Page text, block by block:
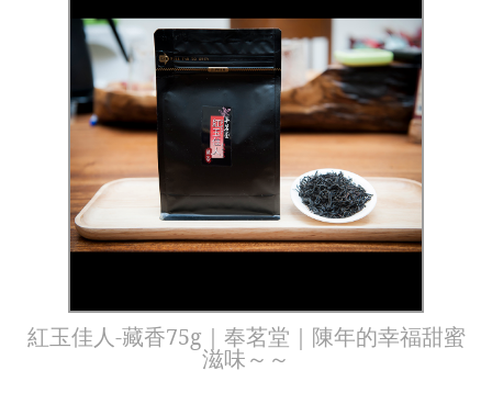
紅玉佳人-藏香75g｜奉茗堂｜陳年的幸福甜蜜
滋味～～